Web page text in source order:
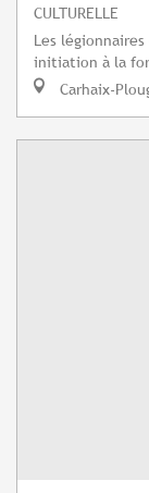
CULTURELLE
Les
initiation à la
Carhaix-